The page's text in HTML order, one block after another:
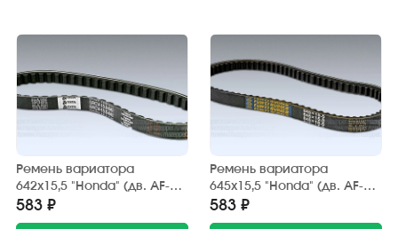
Ремень вариатора
642х15,5 "Honda" (дв. AF-
18E, AF-24E) Китай
583 ₽
Ремень вариатора
645х15,5 "Honda" (дв. AF-
18E, AF-24E) FUWEI
583 ₽